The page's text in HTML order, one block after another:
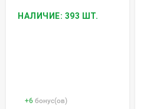
НАЛИЧИЕ: 393 ШТ.
+6 бонус(ов)